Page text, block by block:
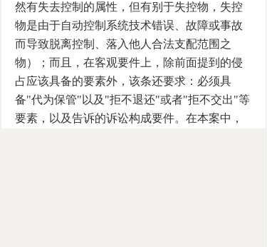
然有失去控制的属性，但有别于失控物，失控
物是由于自动控制系统技术错误、故障或事故
而导致脱离控制、落入他人合法支配范围之
物）；而且，在客观要件上，除前面提到的侵
占应该具备的要素外，该条还要求：必须具
备"代为保管"以及"拒不退还"或者"拒不交出"等
要素，以及告诉的诉讼构成要件。在本案中，